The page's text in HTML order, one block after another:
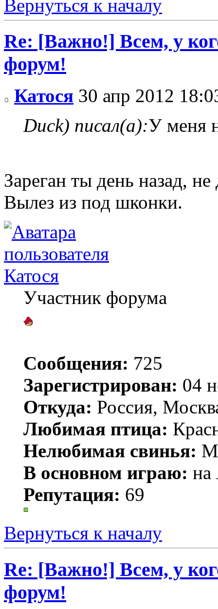
Вернуться к началу
Re: [Важно!] Всем, у
форум!
Катося 30 апр 2012
Duck) писал(а):У меня
Зареган ты день назад,
Вылез из под шконки.
Катося
Участник форума
Сообщения: 725
Зарегистрирован: 04
Откуда: Россия,
Любимая птица:
Нелюбимая свинья:
В основном играю: на
Репутация: 69
Вернуться к началу
Re: [Важно!] Всем, у
форум!